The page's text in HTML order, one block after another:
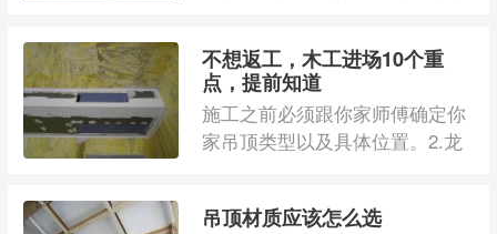
不想返工，木工进场10个重
点，提前知道
施工之前必须跟你家师傅确定你
家吊顶类型以及具体位置。2.龙
吊顶材质应该怎么选